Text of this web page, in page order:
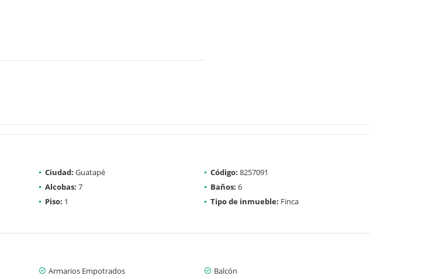
Ciudad: Guatapé Código: 8257091
Alcobas: 7 Baños: 6
Piso: 1 Tipo de inmueble: Finca
Armarios Empotrados
Balcón